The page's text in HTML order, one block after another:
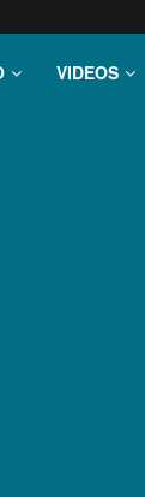
VIDEOS